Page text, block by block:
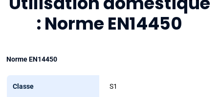
: Norme EN14450
Norme EN14450
Classe S1